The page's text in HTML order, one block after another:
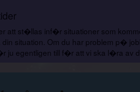
att st�llas inf�r situationer som
situation. Om du har problem p�
ju egentligen till f�r att vi ska l�ra